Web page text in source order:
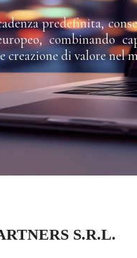
predefinita,
combinando
creazione di valore nel
S.R.L.